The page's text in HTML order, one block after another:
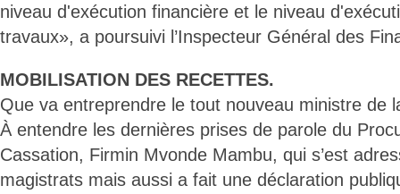
niveau d'exécution financière et le niveau
travaux», a poursuivi l’Inspecteur Général des
MOBILISATION DES RECETTES.
Que va entreprendre le tout nouveau ministre de
À entendre les dernières prises de parole du
Cassation, Firmin Mvonde Mambu, qui s’est
magistrats mais aussi a fait une déclaration